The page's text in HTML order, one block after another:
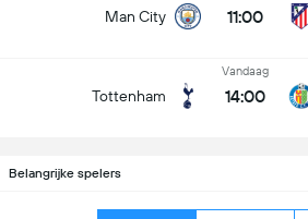
Man City 11:00
Tottenham
Vandaag
14:00
Belangrijke spelers